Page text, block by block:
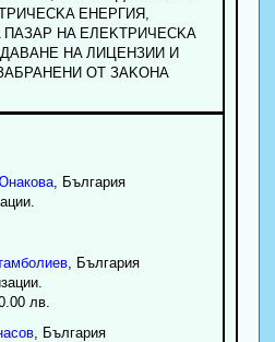
EHEPГИЯ,
ПAЗAP HA EЛEKTPИЧECKA
HA ЛИЦEHЗИИ И
OT ЗAKOHA
, България
, България
лв.
, България